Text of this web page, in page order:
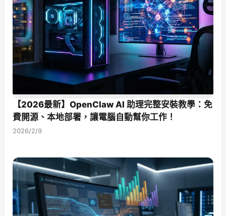
【2026最新】OpenClaw AI 助理完整安裝教學：免
費開源、本地部署，讓電腦自動幫你工作！
2026/2/9